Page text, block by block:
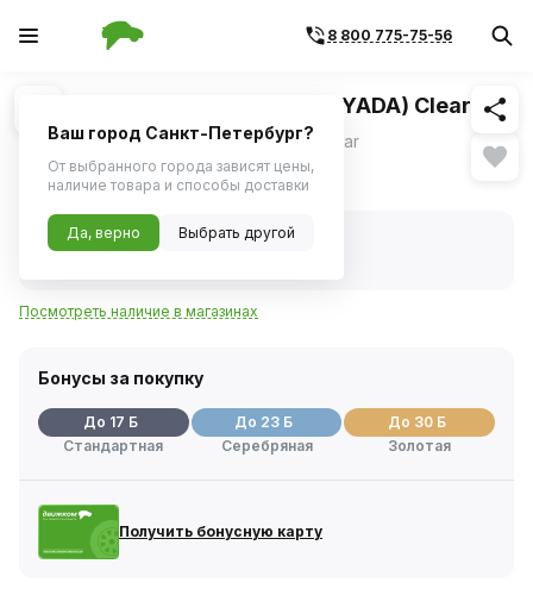
8 800 775-75-56
1/1 Похожие
Лампа H11 24V 70W PGJ19-2 (YADA) Clear
Лампа H11 24V 70W &#40;YADA&#41; clear
327 ₽
В наличии
Код товара:98839
Посмотреть наличие в магазинах
Бонусы за покупку
До 17 Б
Стандартная
До 23 Б
Серебряная
До 30 Б
Золотая
Получить бонусную карту
Ваш город Санкт-Петербург?
От выбранного города зависят цены,
наличие товара и способы доставки
Да, верно Выбрать другой